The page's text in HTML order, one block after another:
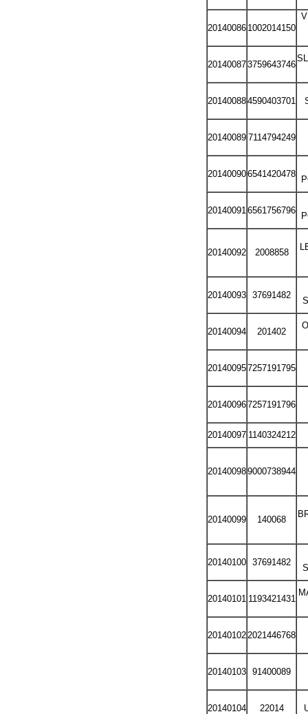
20140086 1002014150
201400873759643746
201400884590403701
20140089 7114794249
201400906541420478
20140091 6561756796
20140092 2008858
20140093 37691482
20140094 201402
201400957257191795
201400967257191796
20140097 1140324212
201400989000738944
20140099 140068
20140100 37691482
20140101 1193421431
20140102 2021446768
20140103 91400089
20140104 22014